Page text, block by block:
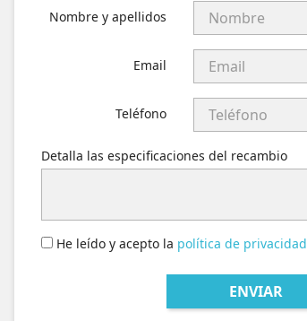
Nombre y apellidos
Email
Teléfono
Detalla las especificaciones del recambio
He leído y acepto la política de privacidad